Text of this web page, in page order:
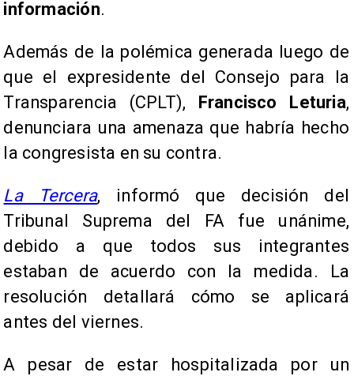
información.
Además de la polémica generada luego de
que el expresidente del Consejo para la
Transparencia (CPLT),
Francisco Leturia,
denunciara una amenaza que habría hecho
la congresista en su contra.
La Tercera, informó que decisión del
Tribunal Suprema del FA fue unánime,
debido a que todos sus integrantes
estaban de acuerdo con la medida. La
resolución detallará cómo se aplicará
antes del viernes.
A pesar de estar hospitalizada por un